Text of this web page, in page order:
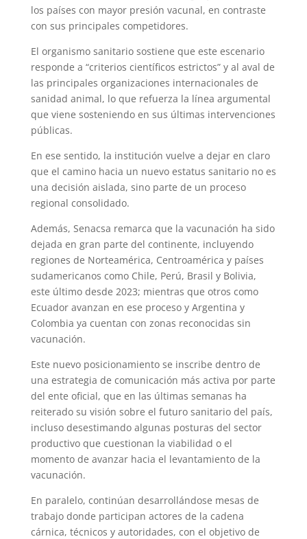
los países con mayor presión vacunal, en contraste
con sus principales competidores.
El organismo sanitario sostiene que este escenario
responde a “criterios científicos estrictos” y al aval de
las principales organizaciones internacionales de
sanidad animal, lo que refuerza la línea argumental
que viene sosteniendo en sus últimas intervenciones
públicas.
En ese sentido, la institución vuelve a dejar en claro
que el camino hacia un nuevo estatus sanitario no es
una decisión aislada, sino parte de un proceso
regional consolidado.
Además, Senacsa remarca que la vacunación ha sido
dejada en gran parte del continente, incluyendo
regiones de Norteamérica, Centroamérica y países
sudamericanos como Chile, Perú, Brasil y Bolivia,
este último desde 2023; mientras que otros como
Ecuador avanzan en ese proceso y Argentina y
Colombia ya cuentan con zonas reconocidas sin
vacunación.
Este nuevo posicionamiento se inscribe dentro de
una estrategia de comunicación más activa por parte
del ente oficial, que en las últimas semanas ha
reiterado su visión sobre el futuro sanitario del país,
incluso desestimando algunas posturas del sector
productivo que cuestionan la viabilidad o el
momento de avanzar hacia el levantamiento de la
vacunación.
En paralelo, continúan desarrollándose mesas de
trabajo donde participan actores de la cadena
cárnica, técnicos y autoridades, con el objetivo de